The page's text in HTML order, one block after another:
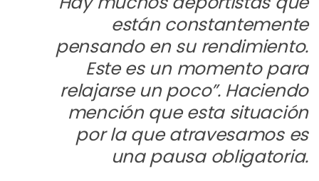
están constantemente
pensando en su rendimiento.
Este es un momento para
relajarse un poco”. Haciendo
mención que esta situación
por la que atravesamos es
una pausa obligatoria.